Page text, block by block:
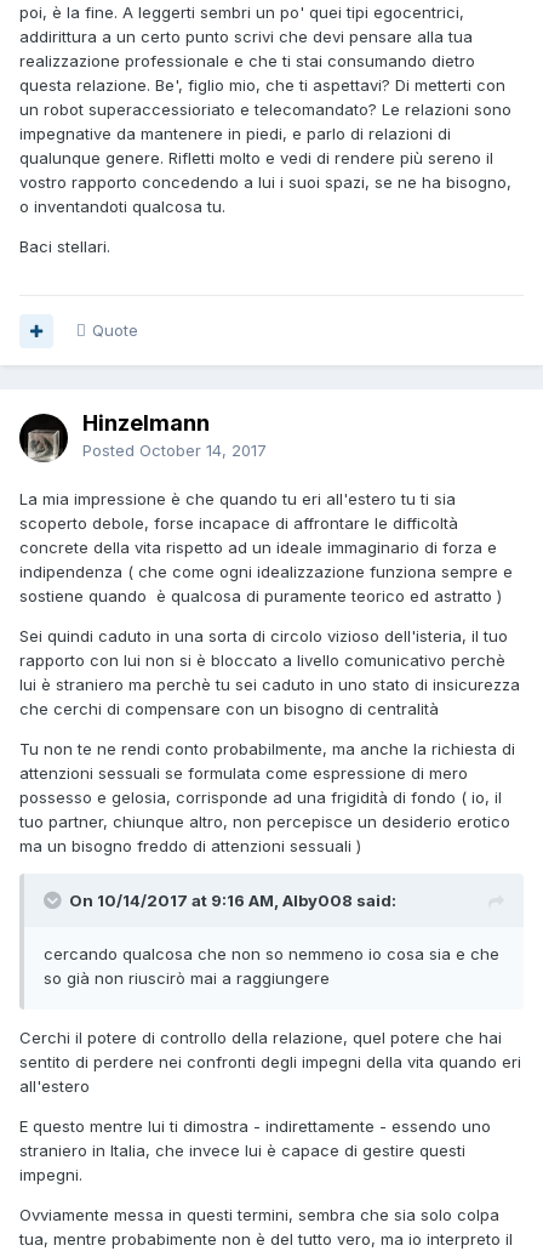
poi, è la fine. A leggerti sembri un po' quei tipi egocentrici,
addirittura a un certo punto scrivi che devi pensare alla tua
realizzazione professionale e che ti stai consumando dietro
questa relazione. Be', figlio mio, che ti aspettavi? Di metterti con
un robot superaccessioriato e telecomandato? Le relazioni sono
impegnative da mantenere in piedi, e parlo di relazioni di
qualunque genere. Rifletti molto e vedi di rendere più sereno il
vostro rapporto concedendo a lui i suoi spazi, se ne ha bisogno,
o inventandoti qualcosa tu.
Baci stellari.
Quote
Hinzelmann
Posted October 14, 2017
La mia impressione è che quando tu eri all'estero tu ti sia
scoperto debole, forse incapace di affrontare le difficoltà
concrete della vita rispetto ad un ideale immaginario di forza e
indipendenza ( che come ogni idealizzazione funziona sempre e
sostiene quando è qualcosa di puramente teorico ed astratto )
Sei quindi caduto in una sorta di circolo vizioso dell'isteria, il tuo
rapporto con lui non si è bloccato a livello comunicativo perchè
lui è straniero ma perchè tu sei caduto in uno stato di insicurezza
che cerchi di compensare con un bisogno di centralità
Tu non te ne rendi conto probabilmente, ma anche la richiesta di
attenzioni sessuali se formulata come espressione di mero
possesso e gelosia, corrisponde ad una frigidità di fondo ( io, il
tuo partner, chiunque altro, non percepisce un desiderio erotico
ma un bisogno freddo di attenzioni sessuali )
On 10/14/2017 at 9:16 AM, Alby008 said:
cercando qualcosa che non so nemmeno io cosa sia e che
so già non riuscirò mai a raggiungere
Cerchi il potere di controllo della relazione, quel potere che hai
sentito di perdere nei confronti degli impegni della vita quando eri
all'estero
E questo mentre lui ti dimostra - indirettamente - essendo uno
straniero in Italia, che invece lui è capace di gestire questi
impegni.
Ovviamente messa in questi termini, sembra che sia solo colpa
tua, mentre probabimente non è del tutto vero, ma io interpreto il